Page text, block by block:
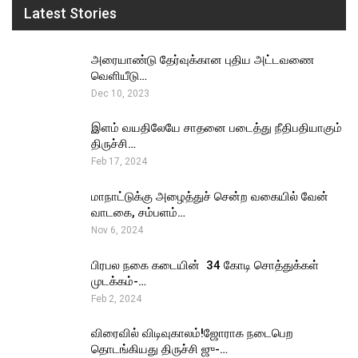
Latest Stories
அரையாண்டு தேர்வுக்கான புதிய அட்டவணை
வெளியீடு…
Dec 10, 2023
இளம் வயதிலேயே சாதனை படைத்து நீதிபதியாகும்
திருச்சி…
Feb 17, 2024
மாநாட்டுக்கு அழைத்துச் சென்ற வகையில் வேன்
வாடகை, சம்பளம்…
Nov 6, 2024
பிரபல நகை கடையின் ₹ 34 கோடி சொத்துக்கள்
முடக்கம்-…
Feb 2, 2024
விரைவில் விடிவுகாலம்!ஜோராக நடைபெற
தொடங்கியது திருச்சி ஜு-…